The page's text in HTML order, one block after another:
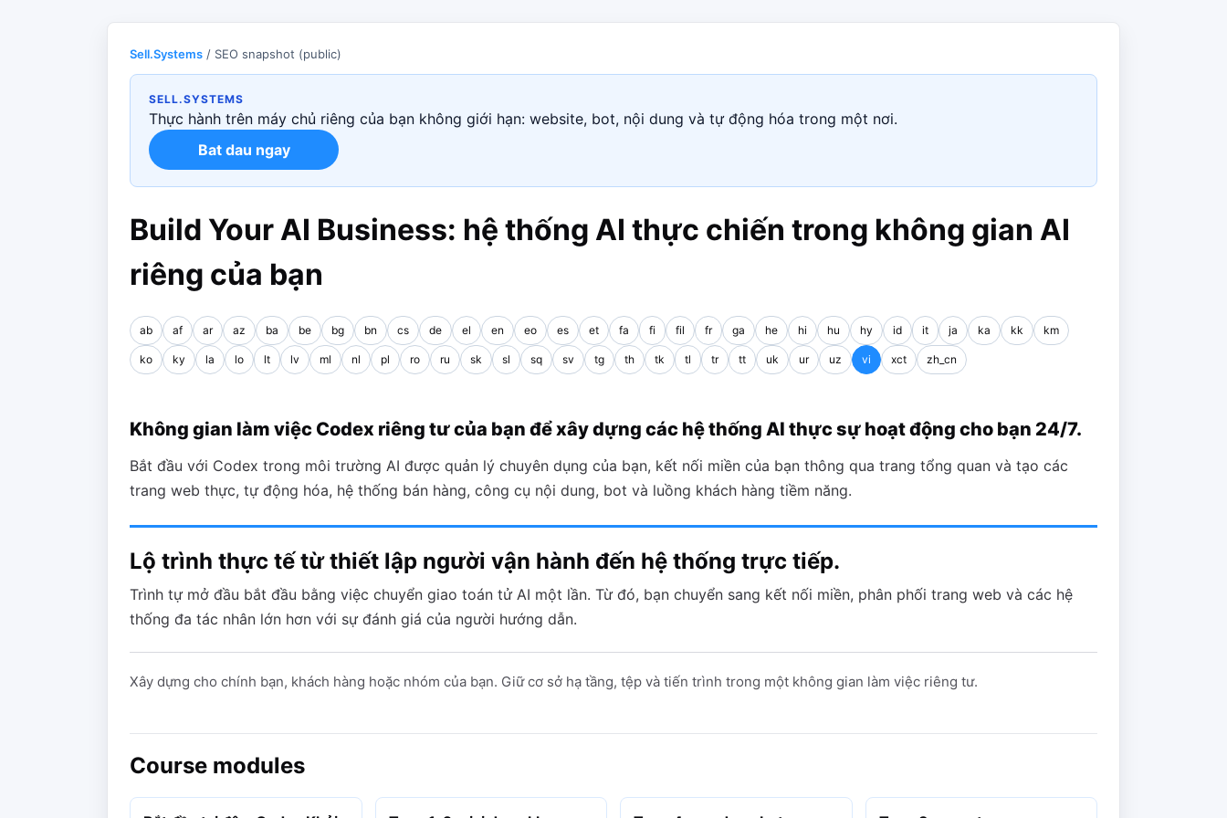
Sell.Systems / SEO snapshot (public)
SELL.SYSTEMS
Thực hành trên máy chủ riêng của bạn không giới hạn: website, bot, nội dung và tự động hóa trong một nơi.
Bat dau ngay
Build Your AI Business: hệ thống AI thực chiến trong không gian AI
riêng của bạn
ab af ar az ba be bg bn cs de el en eo es et fa fi fil fr ga he hi hu hy id it ja ka kk km
ko ky la lo lt lv ml nl pl ro ru sk sl sq sv tg th tk tl tr tt uk ur uz vi xct zh_cn
Không gian làm việc Codex riêng tư của bạn để xây dựng các hệ thống AI thực sự hoạt động cho bạn 24/7.
Bắt đầu với Codex trong môi trường AI được quản lý chuyên dụng của bạn, kết nối miền của bạn thông qua trang tổng quan và tạo các
trang web thực, tự động hóa, hệ thống bán hàng, công cụ nội dung, bot và luồng khách hàng tiềm năng.
Lộ trình thực tế từ thiết lập người vận hành đến hệ thống trực tiếp.
Trình tự mở đầu bắt đầu bằng việc chuyển giao toán tử AI một lần. Từ đó, bạn chuyển sang kết nối miền, phân phối trang web và các hệ
thống đa tác nhân lớn hơn với sự đánh giá của người hướng dẫn.
Xây dựng cho chính bạn, khách hàng hoặc nhóm của bạn. Giữ cơ sở hạ tầng, tệp và tiến trình trong một không gian làm việc riêng tư.
Course modules